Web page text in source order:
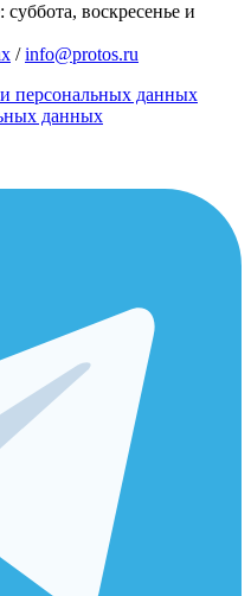
воскресенье и
/info@protos.ru
персональных данных
данных